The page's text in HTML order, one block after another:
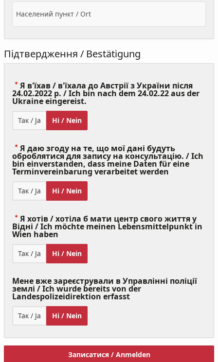
Населений пункт / Ort
Підтвердження / Bestätigung
Я в'їхав / в'їхала до Австрії з України після
24.02.2022 р. / Ich bin nach dem 24.02.22 aus der
Ukraine eingereist.
Required)
Так / Ja Ні / Nein
Я даю згоду на те, що мої дані будуть
оброблятися для запису на консультацію. / Ich
bin einverstanden, dass meine Daten für eine
Terminvereinbarung verarbeitet werden
Так / Ja Ні / Nein
Я хотів / хотіла б мати центр свого життя у
Відні / Ich möchte meinen Lebensmittelpunkt in
Wien haben
Required)
Так / Ja Ні / Nein
Мене вже зареєстрували в Управлінні поліції
землі / Ich wurde bereits von der
Landespolizeidirektion erfasst
Так / Ja Ні / Nein
Записатися / Anmelden